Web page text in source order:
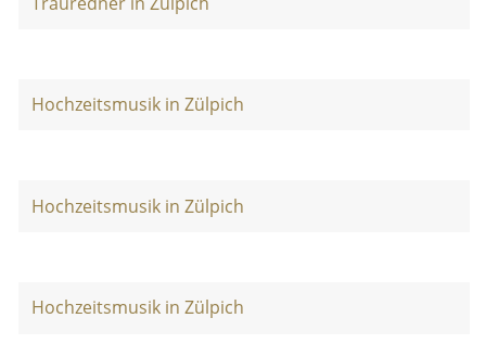
Hochzeitsmusik in Zülpich
Hochzeitsmusik in Zülpich
Hochzeitsmusik in Zülpich